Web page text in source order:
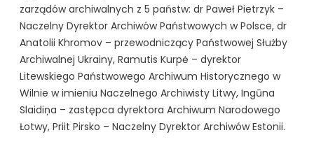
zarządów archiwalnych z 5 państw: dr Paweł Pietrzyk –
Naczelny Dyrektor Archiwów Państwowych w Polsce, dr
Anatolii Khromov – przewodniczący Państwowej Służby
Archiwalnej Ukrainy, Ramutis Kurpė – dyrektor
Litewskiego Państwowego Archiwum Historycznego w
Wilnie w imieniu Naczelnego Archiwisty Litwy, Ingūna
Slaidiņa – zastępca dyrektora Archiwum Narodowego
Łotwy, Priit Pirsko – Naczelny Dyrektor Archiwów Estonii.